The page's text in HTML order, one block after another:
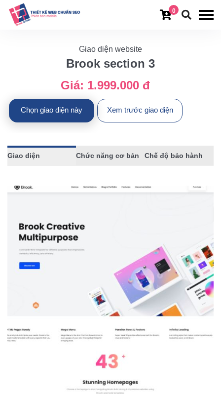
0
Giao diện website
Brook section 3
Giá: 1.999.000 đ
Chọn giao diện này Xem trước giao diện
Giao diện Chức năng cơ bản Chế độ bảo hành